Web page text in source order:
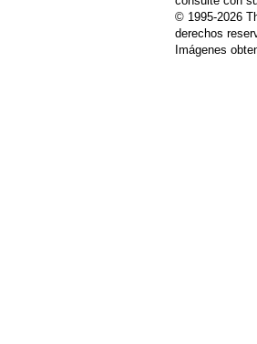
© 1995-2026
derechos
Imágenes